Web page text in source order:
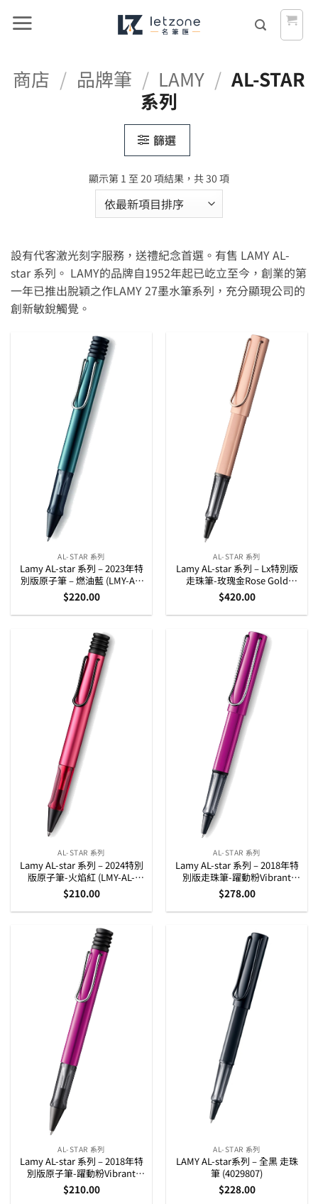
商店 / 品牌筆 / LAMY / AL-STAR
系列
篩選
顯示第 1 至 20 項結果，共 30 項依
排
序
設有代客激光刻字服務，送禮紀念首選。有售 LAMY AL-
star 系列。 LAMY的品牌自1952年起已屹立至今，創業的第
一年已推出脫穎之作LAMY 27墨水筆系列，充分顯現公司的
創新敏銳觸覺。
AL-STAR 系列
Lamy AL-star 系列 – 2023年特
別版原子筆 – 燃油藍 (LMY-AL-
PETROL23-BP)
$220.00
AL-STAR 系列
Lamy AL-star 系列 – Lx特別版
走珠筆-玫瑰金Rose Gold
(1231635)
$420.00
AL-STAR 系列
Lamy AL-star 系列 – 2024特別
版原子筆-火焰紅 (LMY-AL-
2024RED-BP)
$210.00
AL-STAR 系列
Lamy AL-star 系列 – 2018年特
別版走珠筆-躍動粉Vibrant
Pink (4032592)
$278.00
AL-STAR 系列
Lamy AL-star 系列 – 2018年特
別版原子筆-躍動粉Vibrant
Pink (4032591)
$210.00
AL-STAR 系列
LAMY AL-star系列 – 全黑 走珠
筆 (4029807)
$228.00